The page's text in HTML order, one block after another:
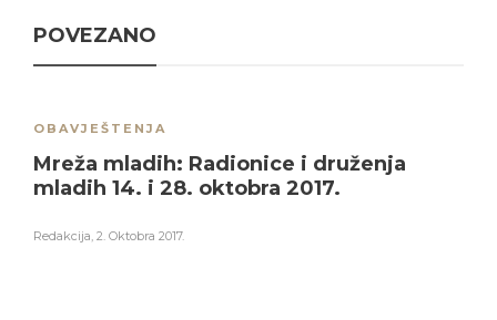
POVEZANO
OBAVJEŠTENJA
Mreža mladih: Radionice i druženja
mladih 14. i 28. oktobra 2017.
Redakcija 2. Oktobra 2017.